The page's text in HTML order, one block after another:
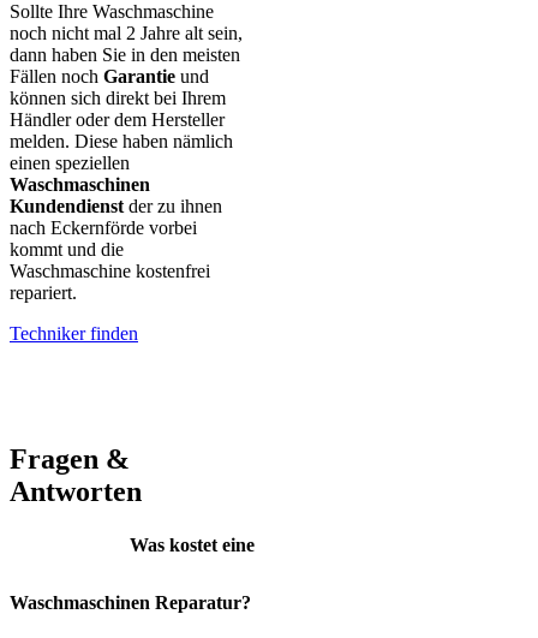
Sollte Ihre Waschmaschine
noch nicht mal 2 Jahre alt sein,
dann haben Sie in den meisten
Fällen noch Garantie und
können sich direkt bei Ihrem
Händler oder dem Hersteller
melden. Diese haben nämlich
einen speziellen
Waschmaschinen
Kundendienst der zu ihnen
nach Eckernförde vorbei
kommt und die
Waschmaschine kostenfrei
repariert.
Techniker finden
Fragen &
Antworten
Was kostet eine
Waschmaschinen Reparatur?